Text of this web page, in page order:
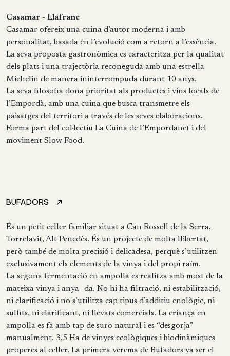
Casamar - Llafranc
Casamar ofereix una cuina d’autor moderna i amb
personalitat, basada en l’evolució com a retorn a l’essència.
La seva proposta gastronòmica es caracteritza per la qualitat
dels plats i una trajectòria reconeguda amb una estrella
Michelin de manera ininterrompuda durant 10 anys.
La seva filosofia dona prioritat als productes i vins locals de
l’Empordà, amb una cuina que busca transmetre els
paisatges del territori a través de les seves elaboracions.
Forma part del col·lectiu La Cuina de l’Empordanet i del
moviment Slow Food.
BUFADORS
És un petit celler familiar situat a Can Rossell de la Serra,
Torrelavit, Alt Penedès. És un projecte de molta llibertat,
però també de molta precisió i delicadesa, perquè s’utilitzen
exclusivament els elements de la vinya i del propi raïm.
La segona fermentació en ampolla es realitza amb most de la
mateixa vinya i anya- da. No hi ha filtració, ni estabilització,
ni clarificació i no s’utilitza cap tipus d’additiu enològic, ni
sulfits, ni clarificant, ni llevats comercials. La criança en
ampolla es fa amb tap de suro natural i es “desgorja”
manualment. 3,5 Ha de vinyes ecològiques i biodinàmiques
properes al celler. La primera verema de Bufadors va ser el